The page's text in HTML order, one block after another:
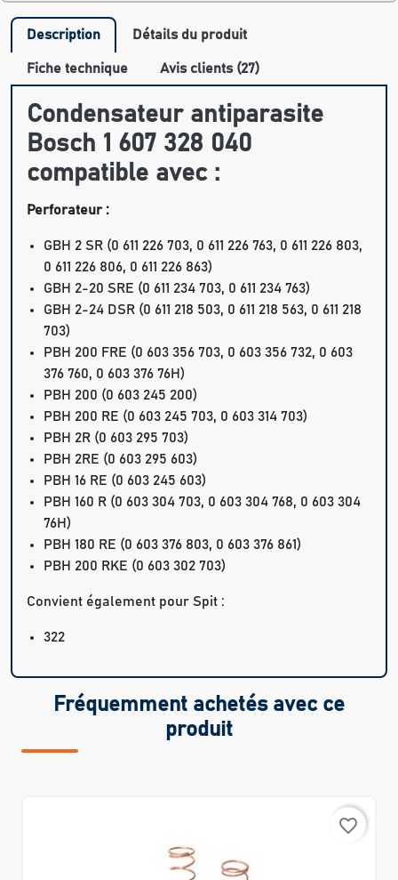
Description Détails du produit
Fiche technique Avis clients (27)
Condensateur antiparasite
Bosch 1 607 328 040
compatible avec :
Perforateur :
GBH 2 SR (0 611 226 703, 0 611 226 763, 0 611 226 803,
0 611 226 806, 0 611 226 863)
GBH 2-20 SRE (0 611 234 703, 0 611 234 763)
GBH 2-24 DSR (0 611 218 503, 0 611 218 563, 0 611 218
703)
PBH 200 FRE (0 603 356 703, 0 603 356 732, 0 603
376 760, 0 603 376 76H)
PBH 200 (0 603 245 200)
PBH 200 RE (0 603 245 703, 0 603 314 703)
PBH 2R (0 603 295 703)
PBH 2RE (0 603 295 603)
PBH 16 RE (0 603 245 603)
PBH 160 R (0 603 304 703, 0 603 304 768, 0 603 304
76H)
PBH 180 RE (0 603 376 803, 0 603 376 861)
PBH 200 RKE (0 603 302 703)
Convient également pour Spit :
322
Fréquemment achetés avec ce
produit
favorite_border